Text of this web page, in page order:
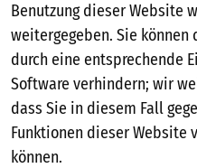
Benutzung dieser Website
weitergegeben. Sie können
durch eine entsprechende
Software verhindern; wir
dass Sie in diesem Fall
Funktionen dieser Website
können.